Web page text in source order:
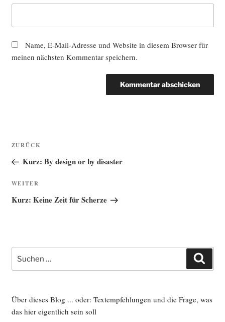
Name, E-Mail-Adresse und Website in diesem Browser für
meinen nächsten Kommentar speichern.
Beitragsnavigation
Vorheriger
Beitrag
ZURÜCK
Kurz: By design or by disaster
Nächster
Beitrag
WEITER
Kurz: Keine Zeit für Scherze
nach:
Über dieses Blog ... oder: Textempfehlungen und die Frage, was
das hier eigentlich sein soll